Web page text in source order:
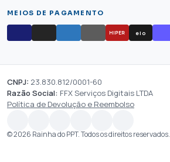
MEIOS DE PAGAMENTO
HIPER elo
CNPJ: 23.830.812/0001-60
Razão Social: FFX Serviços Digitais LTDA
Política de Devolução e Reembolso
© 2026 Rainha do PPT. Todos os direitos reservados.